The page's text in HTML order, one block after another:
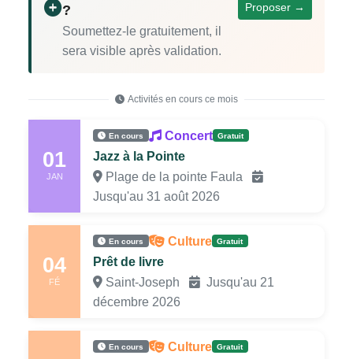
?
Soumettez-le gratuitement, il
sera visible après validation.
Proposer →
Activités en cours ce mois
01
JAN
En cours Concert Gratuit
Jazz à la Pointe
Plage de la pointe Faula
Jusqu'au 31 août 2026
04
FÉ
En cours Culture Gratuit
Prêt de livre
Saint-Joseph
Jusqu'au 21
décembre 2026
En cours Culture Gratuit